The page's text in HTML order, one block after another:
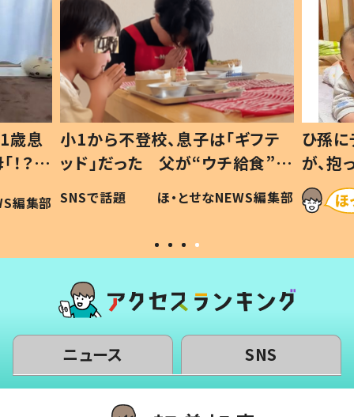
歳息
？」
編集部
小1から不登校、息子は「ギフテ
ッド」だった 父が“ウチ給食”を
作り続ける理由とは #令和の親
#令和の子
SNSで話題 ほ・とせなNEWS編集部
ひ孫
が、
「涙が
い」
ニュース SNS